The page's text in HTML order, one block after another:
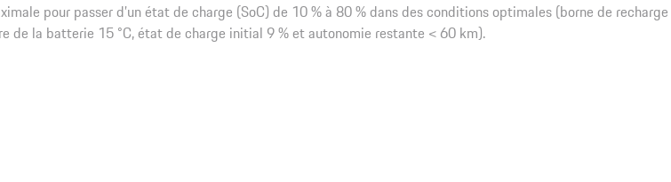
pour passer d’un état de charge (SoC) de 10 % à 80 % dans des conditions optimales (borne de recharge
de la batterie 15 °C, état de charge initial 9 % et autonomie restante < 60 km).